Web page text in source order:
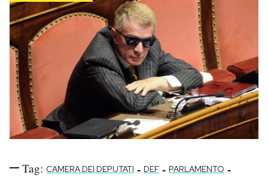
Tag: CAMERA DEI DEPUTATI - DEF - PARLAMENTO -